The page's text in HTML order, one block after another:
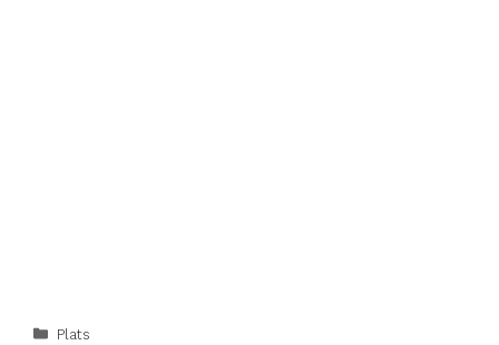
Categories
Plats